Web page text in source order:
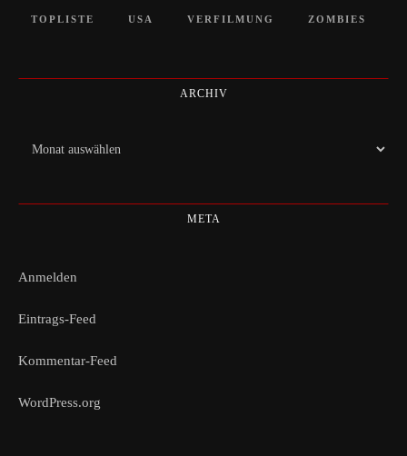
TOPLISTE USA VERFILMUNG ZOMBIES
ARCHIV
Archiv
META
Anmelden
Eintrags-Feed
Kommentar-Feed
WordPress.org